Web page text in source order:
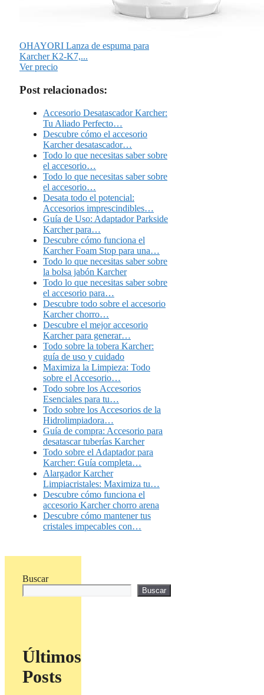
OHAYORI Lanza de espuma para
Karcher K2-K7,...
Ver precio
Post relacionados:
Accesorio Desatascador Karcher:
Tu Aliado Perfecto…
Descubre cómo el accesorio
Karcher desatascador…
Todo lo que necesitas saber sobre
el accesorio…
Todo lo que necesitas saber sobre
el accesorio…
Desata todo el potencial:
Accesorios imprescindibles…
Guía de Uso: Adaptador Parkside
Karcher para…
Descubre cómo funciona el
Karcher Foam Stop para una…
Todo lo que necesitas saber sobre
la bolsa jabón Karcher
Todo lo que necesitas saber sobre
el accesorio para…
Descubre todo sobre el accesorio
Karcher chorro…
Descubre el mejor accesorio
Karcher para generar…
Todo sobre la tobera Karcher:
guía de uso y cuidado
Maximiza la Limpieza: Todo
sobre el Accesorio…
Todo sobre los Accesorios
Esenciales para tu…
Todo sobre los Accesorios de la
Hidrolimpiadora…
Guía de compra: Accesorio para
desatascar tuberías Karcher
Todo sobre el Adaptador para
Karcher: Guía completa…
Alargador Karcher
Limpiacristales: Maximiza tu…
Descubre cómo funciona el
accesorio Karcher chorro arena
Descubre cómo mantener tus
cristales impecables con…
Buscar
Buscar
Últimos
Posts